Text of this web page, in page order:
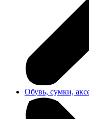
Обувь, сумки,